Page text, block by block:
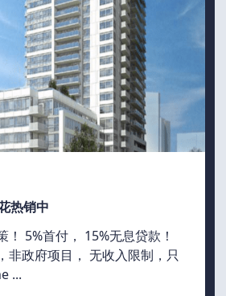
热销中
！ 5%首付， 15%无息贷款！
非政府项目， 无收入限制，只
...